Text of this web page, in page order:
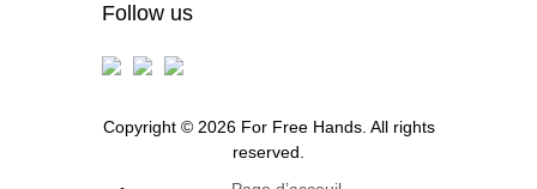
Follow us
Copyright © 2026 For Free Hands. All rights
reserved.